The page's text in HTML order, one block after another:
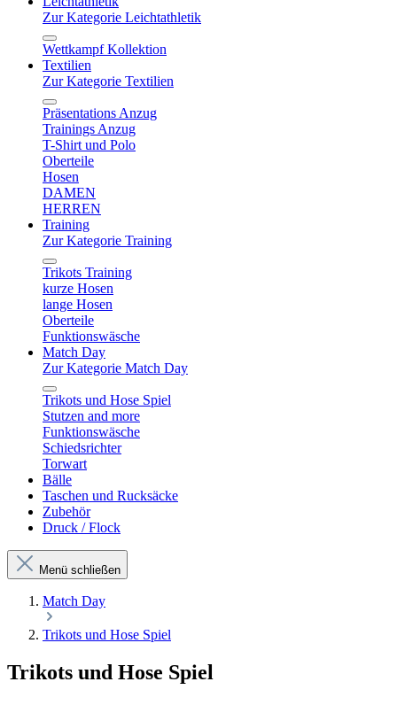
Zur Kategorie Leichtathletik
Wettkampf Kollektion
Textilien
Zur Kategorie Textilien
Präsentations Anzug
Trainings Anzug
T-Shirt und Polo
Oberteile
Hosen
DAMEN
HERREN
Training
Zur Kategorie Training
Trikots Training
kurze Hosen
lange Hosen
Oberteile
Funktionswäsche
Match Day
Zur Kategorie Match Day
Trikots und Hose Spiel
Stutzen and more
Funktionswäsche
Schiedsrichter
Torwart
Bälle
Taschen und Rucksäcke
Zubehör
Druck / Flock
Menü schließen
Match Day
Trikots und Hose Spiel
Trikots und Hose Spiel